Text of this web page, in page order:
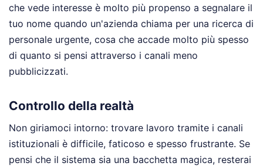
che vede interesse è molto più propenso a segnalare il
tuo nome quando un'azienda chiama per una ricerca di
personale urgente, cosa che accade molto più spesso
di quanto si pensi attraverso i canali meno
pubblicizzati.
Controllo della realtà
Non giriamoci intorno: trovare lavoro tramite i canali
istituzionali è difficile, faticoso e spesso frustrante. Se
pensi che il sistema sia una bacchetta magica, resterai